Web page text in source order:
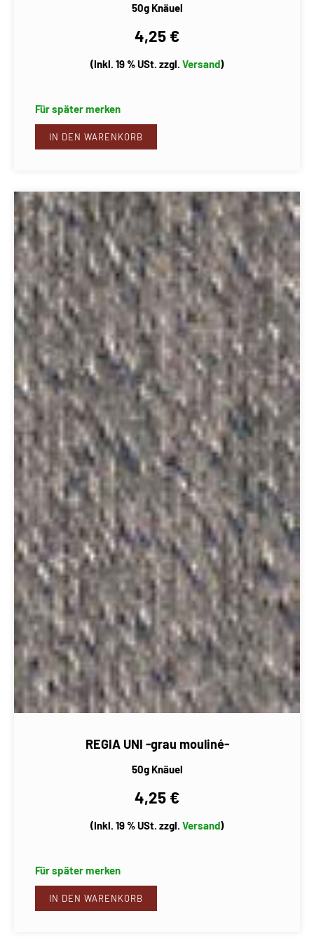
50g Knäuel
4,25 €
(Inkl. 19 % USt. zzgl. Versand)
Für später merken
IN DEN WARENKORB
REGIA UNI -grau mouliné-
50g Knäuel
4,25 €
(Inkl. 19 % USt. zzgl. Versand)
Für später merken
IN DEN WARENKORB